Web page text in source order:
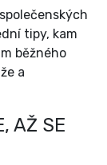
tipy, kam
běžného
a
AŽ SE